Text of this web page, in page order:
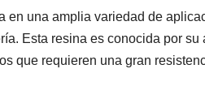
en una amplia variedad de
Esta resina es conocida por
que requieren una gran